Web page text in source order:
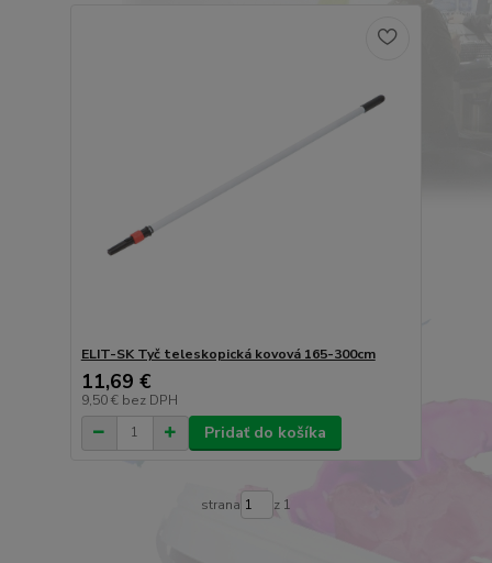
ELIT-SK Tyč teleskopická kovová 165-300cm
11,69 €
9,50 € bez DPH
Pridať do košíka
strana z 1